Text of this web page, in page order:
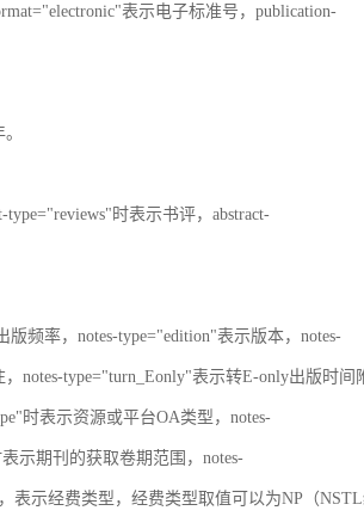
表示电子标准号，publication-
type="reviews"时表示书评，abstract-
版频率，notes-type="edition"表示版本，notes-
notes-type="turn_Eonly"表示转E-only出版时间
时表示资源或平台OA类型，notes-
表示期刊的获取卷期范围，notes-
表示经费类型，经费类型取值可以为NP（